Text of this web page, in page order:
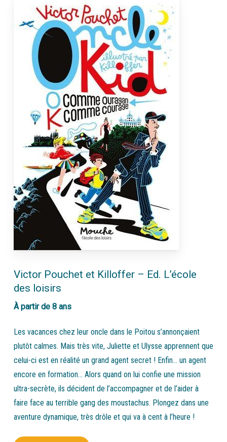
Victor Pouchet et Killoffer – Ed. L’école
des loisirs
À partir de 8 ans
Les vacances chez leur oncle dans le Poitou s’annonçaient
plutôt calmes. Mais très vite, Juliette et Ulysse apprennent que
celui-ci est en réalité un grand agent secret ! Enfin… un agent
encore en formation… Alors quand on lui confie une mission
ultra-secrète, ils décident de l’accompagner et de l’aider à
faire face au terrible gang des moustachus. Plongez dans une
aventure dynamique, très drôle et qui va à cent à l’heure !